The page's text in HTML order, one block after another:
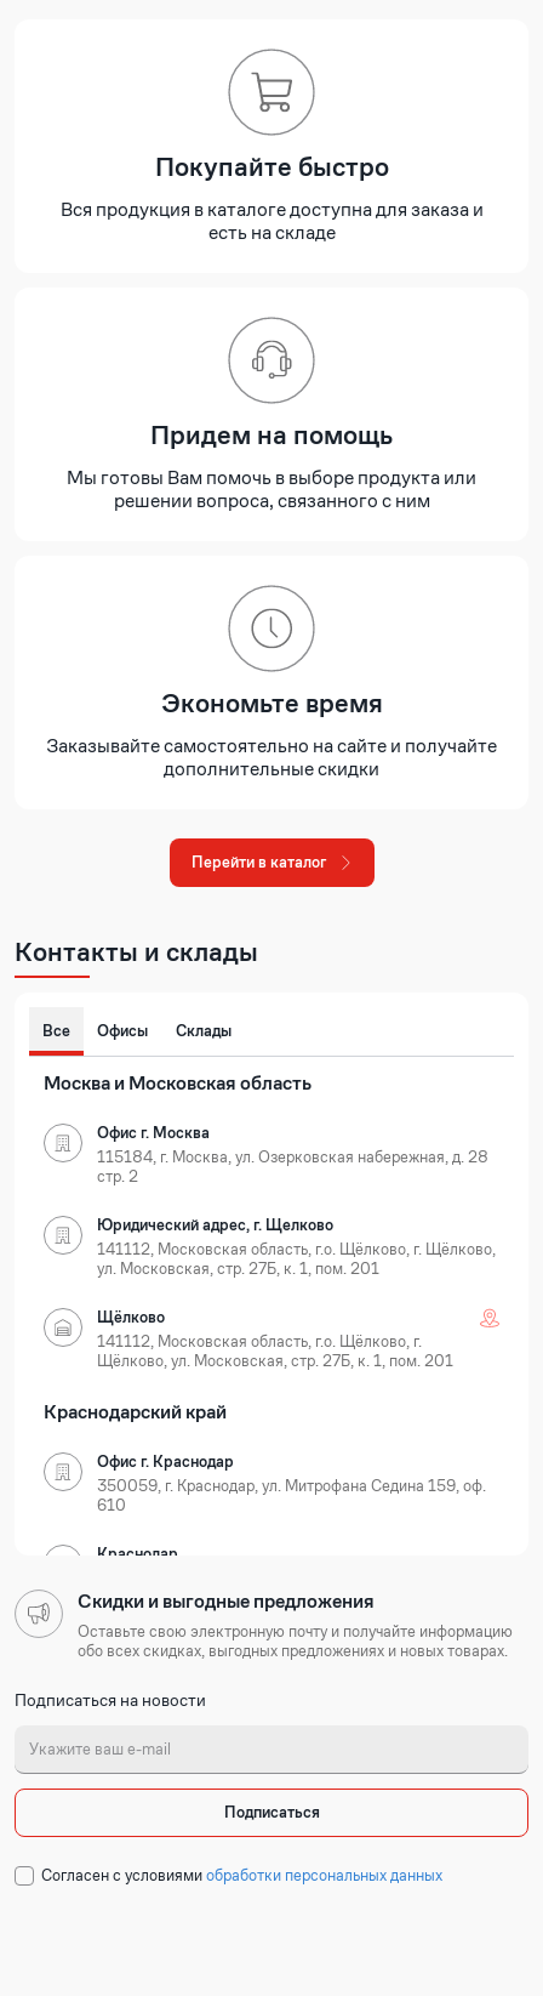
Покупайте быстро
Вся продукция в каталоге доступна для заказа и
есть на складе
Придем на помощь
Мы готовы Вам помочь в выборе продукта или
решении вопроса, связанного с ним
Экономьте время
Заказывайте самостоятельно на сайте и получайте
дополнительные скидки
Перейти в каталог
Контакты и склады
Все Офисы Склады
Москва и Московская область
Офис г. Москва
115184, г. Москва, ул. Озерковская набережная, д. 28
стр. 2
Юридический адрес, г. Щелково
141112, Московская область, г.о. Щёлково, г. Щёлково,
ул. Московская, стр. 27Б, к. 1, пом. 201
Щёлково
141112, Московская область, г.о. Щёлково, г.
Щёлково, ул. Московская, стр. 27Б, к. 1, пом. 201
Краснодарский край
Офис г. Краснодар
350059, г. Краснодар, ул. Митрофана Седина 159, оф.
610
Краснодар
Нижегородская область
603105, г. Нижний Новгород, Ошарская 77А, БЦ
Нижний Новгород
603127, г. Нижний Новгород, ул. Коновалова, д. 6
Скидки и выгодные предложения
Оставьте свою электронную почту и получайте информацию
обо всех скидках, выгодных предложениях и новых товарах.
Подписаться на новости
Подписаться
Cогласен с условиямиобработки персональных данных